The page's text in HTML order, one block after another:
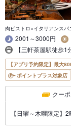
肉ビストロ×イタリアンスパ
2001～3000円
【三軒茶屋駅徒歩1
【アプリ予約限定】最大
ポイントプラス対象店
クー
【日曜～木曜限定】